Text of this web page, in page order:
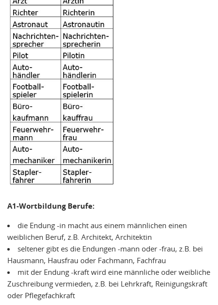
A1-Wortbildung Berufe:
die Endung -in macht aus einem männlichen einen
weiblichen Beruf, z.B. Architekt, Architektin
seltener gibt es die Endungen -mann oder -frau, z.B. bei
Hausmann, Hausfrau oder Fachmann, Fachfrau
mit der Endung -kraft wird eine männliche oder weibliche
Zuschreibung vermieden, z.B. bei Lehrkraft, Reinigungskraft
oder Pflegefachkraft